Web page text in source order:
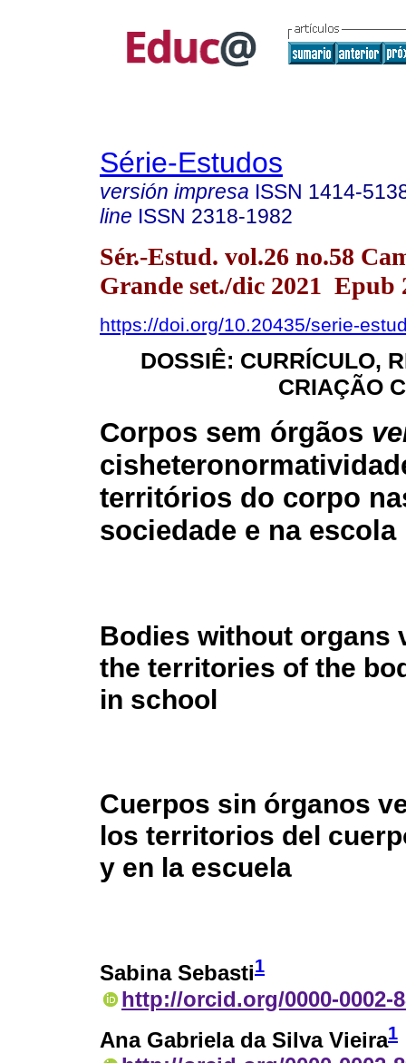
Série-Estudos
versión impresa ISSN 1414-
line ISSN 2318-1982
Sér.-Estud. vol.26 no.58
Grande set./dic 2021 Epub
https://doi.org/10.20435/serie-
DOSSIÊ: CURRÍCULO,
CRIAÇÃO
Corpos sem órgãos
territórios do corpo
sociedade e na escola
Bodies without
the territories of the
in school
Cuerpos sin órganos
los territorios del
y en la escuela
Sabina Sebasti1
http://orcid.org/0000-0002-
Ana Gabriela da Silva Vieira1